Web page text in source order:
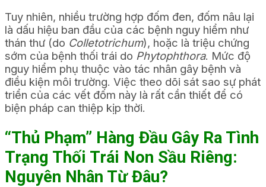
Tuy nhiên, nhiều trường hợp đốm đen, đốm nâu lại
là dấu hiệu ban đầu của các bệnh nguy hiểm như
thán thư (do Colletotrichum), hoặc là triệu chứng
sớm của bệnh thối trái do Phytophthora. Mức độ
nguy hiểm phụ thuộc vào tác nhân gây bệnh và
điều kiện môi trường. Việc theo dõi sát sao sự phát
triển của các vết đốm này là rất cần thiết để có
biện pháp can thiệp kịp thời.
“Thủ Phạm” Hàng Đầu Gây Ra Tình
Trạng Thối Trái Non Sầu Riêng:
Nguyên Nhân Từ Đâu?